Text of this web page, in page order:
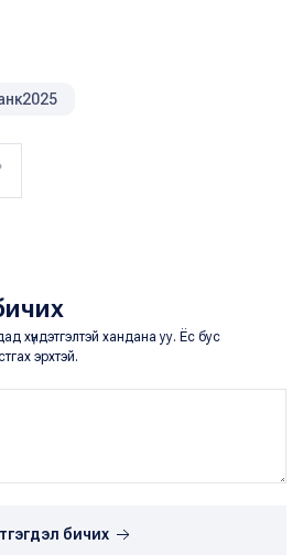
хүндэтгэлтэй хандана уу. Ёс бус
эрхтэй.
бичих